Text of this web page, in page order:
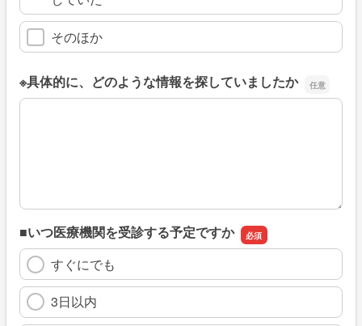
そのほか
※具体的に、どのような情報を探していましたか
※具体的に、どのような情報を探していましたか
■いつ医療機関を受診する予定ですか
すぐにでも
3日以内